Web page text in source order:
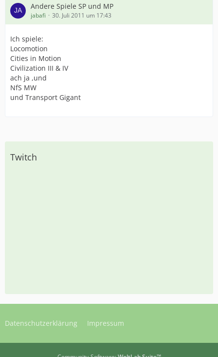
Andere Spiele SP und MP
jabafi 30. Juli 2011 um 17:43
Ich spiele:
Locomotion
Cities in Motion
Civilization III & IV
ach ja ,und
NfS MW
und Transport Gigant
Twitch
Datenschutzerklärung Impressum